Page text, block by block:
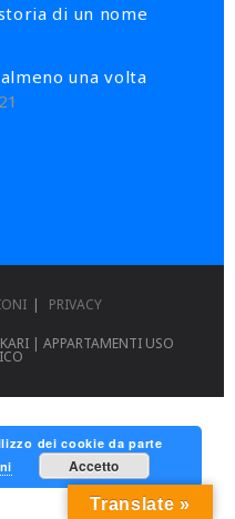
di un nome
una volta
PRIVACY
| APPARTAMENTI USO
Translate »
dei cookie da parte
Accetto